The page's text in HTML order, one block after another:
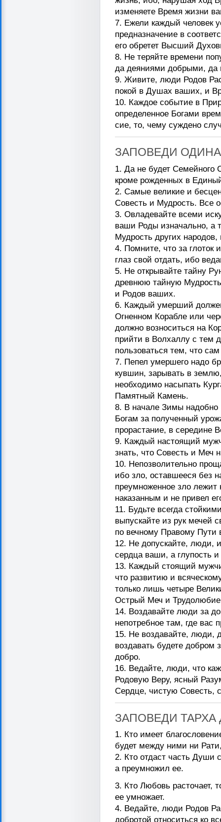
изменяете Время жизни
7. Ежели каждый человек
предназначение в
его обретет Высший
8. Не теряйте времени
да деяниями добрыми, да
9. Живите, люди Родов
покой в Душах ваших, и
10. Каждое событие в
определенное Богами
сие, то, чему суждено
ЗАПОВЕДИ ОДИНА
1. Да не будет
кроме рожденных в
2. Самые великие и
Совесть и Мудрость. Все
3. Овладевайте всеми
ваши Роды изначально, а
Мудрость других
4. Помните, что за глоток
глаз свой отдать, ибо
5. Не открывайте тайну
древнюю тайную
и Родов ваших.
6. Каждый умерший
Огненном Корабле или
должно возноситься на
прийти в Волхаллу с тем
пользоваться тем, что
7. Пепел умершего надо
кувшин, зарывать в
необходимо насыпать
Памятный Камень.
8. В начале Зимы надобно
Богам за полученный
прорастание, в середине
9. Каждый настоящий
знать, что Совесть и Меч
10. Непозволительно
ибо зло, оставшееся без
преумноженное зло лежит
наказанным и не привел
11. Будьте всегда
выпускайте из рук мечей
по вечному Правому Пути
12. Не допускайте, люди,
сердца ваши, а глупость
13. Каждый стоящий
что развитию и
только лишь четыре
Острый Меч и
14. Воздавайте люди за
непотребное там, где
15. Не воздавайте, люди,
воздавать будете добром
добро.
16. Ведайте, люди, что
Родовую Веру, ясный
Сердце, чистую Совесть,
ЗАПОВЕДИ ТАРХА
1. Кто имеет
будет между ними ни
2. Кто отдаст часть
а преумножил ее.
3. Кто Любовь расточает,
ее умножает.
4. Ведайте, люди Родов
добротой относиться ко